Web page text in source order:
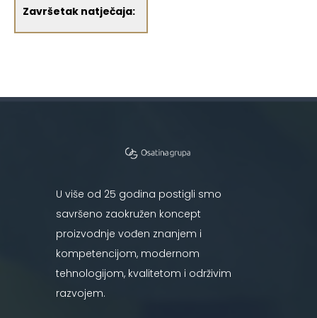
Završetak natječaja:
U više od 25 godina postigli smo
savršeno zaokružen koncept
proizvodnje vođen znanjem i
kompetencijom, modernom
tehnologijom, kvalitetom i održivim
razvojem.